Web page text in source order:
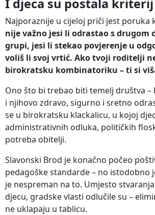
I djeca su postala kriterij
Najporaznije u cijeloj priči jest poruka
nije važno jesi li odrastao s drugom
grupi, jesi li stekao povjerenje u
voliš li svoj vrtić. Ako tvoji roditelji
birokratsku kombinatoriku – ti si
Ono što bi trebao biti temelj društva –
i njihovo zdravo, sigurno i sretno
se u birokratsku klackalicu, u kojoj
administrativnih odluka, političkih
potreba obitelji.
Slavonski Brod je konačno počeo
pedagoške standarde – no istodobno
je nespreman na to. Umjesto
djecu, gradske vlasti odlučile su –
ne uklapaju u tablicu.